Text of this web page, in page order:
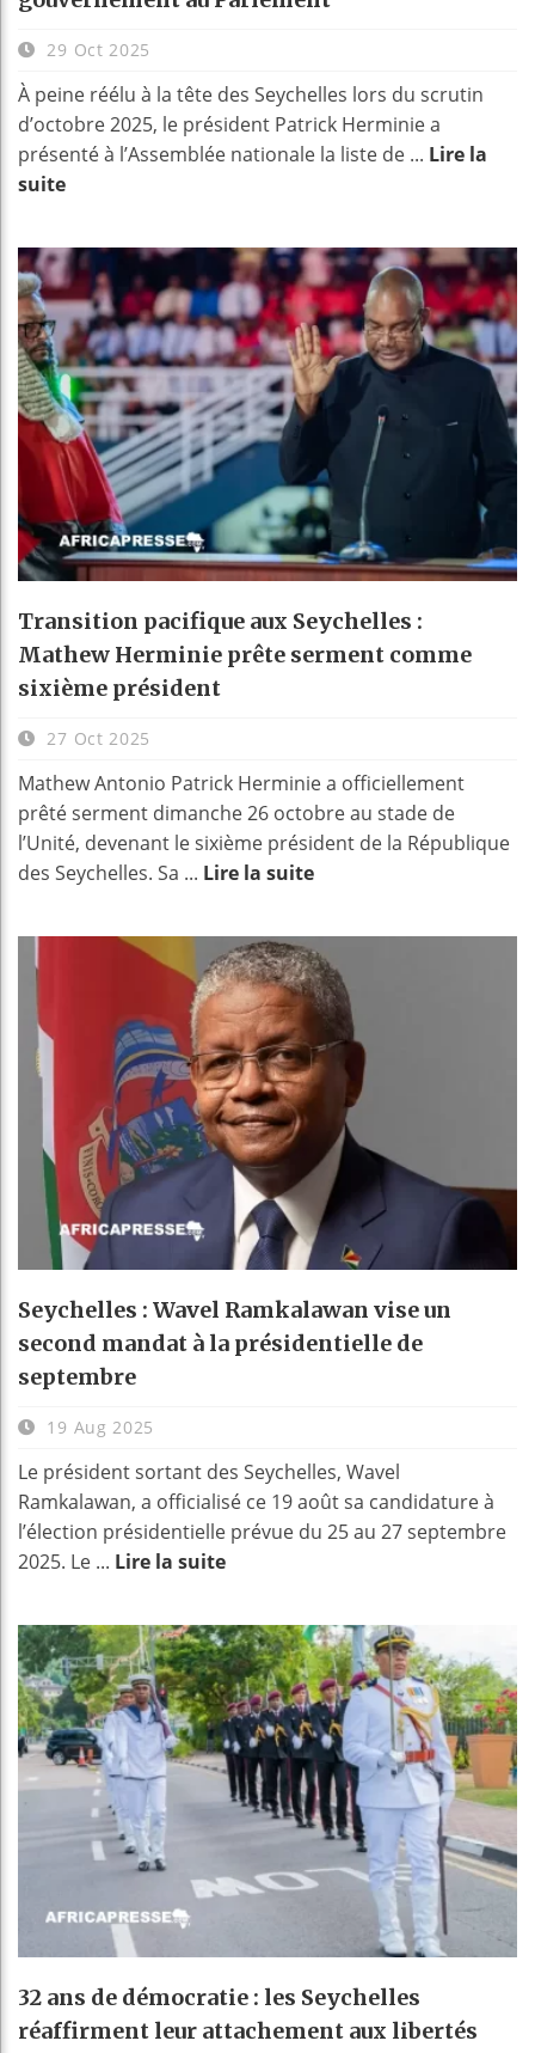
29 Oct 2025
À peine réélu à la tête des Seychelles lors du scrutin
d’octobre 2025, le président Patrick Herminie a
présenté à l’Assemblée nationale la liste de ... Lire la
suite
Transition pacifique aux Seychelles :
Mathew Herminie prête serment comme
sixième président
27 Oct 2025
Mathew Antonio Patrick Herminie a officiellement
prêté serment dimanche 26 octobre au stade de
l’Unité, devenant le sixième président de la République
des Seychelles. Sa ... Lire la suite
Seychelles : Wavel Ramkalawan vise un
second mandat à la présidentielle de
septembre
19 Aug 2025
Le président sortant des Seychelles, Wavel
Ramkalawan, a officialisé ce 19 août sa candidature à
l’élection présidentielle prévue du 25 au 27 septembre
2025. Le ... Lire la suite
32 ans de démocratie : les Seychelles
réaffirment leur attachement aux libertés